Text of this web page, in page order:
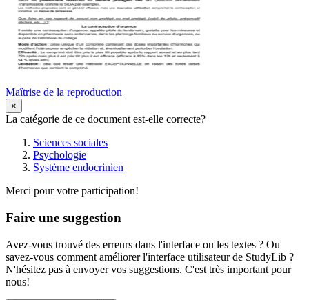
Maîtrise de la reproduction
×
La catégorie de ce document est-elle correcte?
Sciences sociales
Psychologie
Système endocrinien
Merci pour votre participation!
Faire une suggestion
Avez-vous trouvé des erreurs dans l'interface ou les textes ? Ou
savez-vous comment améliorer l'interface utilisateur de StudyLib ?
N'hésitez pas à envoyer vos suggestions. C'est très important pour
nous!